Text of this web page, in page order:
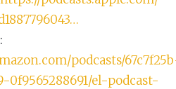
podcasts/
0f9565288691/el-podcast-